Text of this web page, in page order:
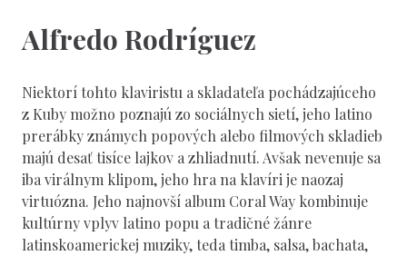
Alfredo Rodríguez
Niektorí tohto klaviristu a skladateľa pochádzajúceho
z Kuby možno poznajú zo sociálnych sietí, jeho latino
prerábky známych popových alebo filmových skladieb
majú desať tisíce lajkov a zhliadnutí. Avšak nevenuje sa
iba virálnym klipom, jeho hra na klavíri je naozaj
virtuózna. Jeho najnovší album Coral Way kombinuje
kultúrny vplyv latino popu a tradičné žánre
latinskoamerickej muziky, teda timba, salsa, bachata,